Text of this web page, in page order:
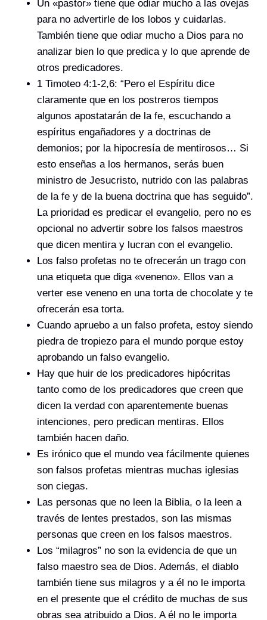
Un «pastor» tiene que odiar mucho a las ovejas
para no advertirle de los lobos y cuidarlas.
También tiene que odiar mucho a Dios para no
analizar bien lo que predica y lo que aprende de
otros predicadores.
1 Timoteo 4:1-2,6: “Pero el Espíritu dice
claramente que en los postreros tiempos
algunos apostatarán de la fe, escuchando a
espíritus engañadores y a doctrinas de
demonios; por la hipocresía de mentirosos… Si
esto enseñas a los hermanos, serás buen
ministro de Jesucristo, nutrido con las palabras
de la fe y de la buena doctrina que has seguido”.
La prioridad es predicar el evangelio, pero no es
opcional no advertir sobre los falsos maestros
que dicen mentira y lucran con el evangelio.
Los falso profetas no te ofrecerán un trago con
una etiqueta que diga «veneno». Ellos van a
verter ese veneno en una torta de chocolate y te
ofrecerán esa torta.
Cuando apruebo a un falso profeta, estoy siendo
piedra de tropiezo para el mundo porque estoy
aprobando un falso evangelio.
Hay que huir de los predicadores hipócritas
tanto como de los predicadores que creen que
dicen la verdad con aparentemente buenas
intenciones, pero predican mentiras. Ellos
también hacen daño.
Es irónico que el mundo vea fácilmente quienes
son falsos profetas mientras muchas iglesias
son ciegas.
Las personas que no leen la Biblia, o la leen a
través de lentes prestados, son las mismas
personas que creen en los falsos maestros.
Los “milagros” no son la evidencia de que un
falso maestro sea de Dios. Además, el diablo
también tiene sus milagros y a él no le importa
en el presente que el crédito de muchas de sus
obras sea atribuido a Dios. A él no le importa